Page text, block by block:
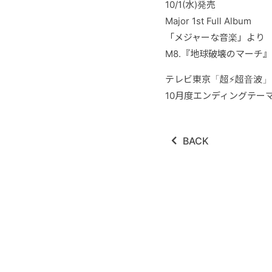
10/1(水)発売
Major 1st Full Album
「メジャーな音楽」より
M8.『地球破壊のマーチ』
テレビ東京「超⚡️超音波」
10月度エンディングテー
BACK